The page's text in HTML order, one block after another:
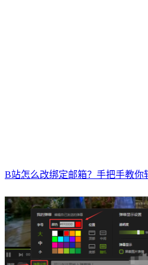
B站怎么改绑定邮箱？手把手教你